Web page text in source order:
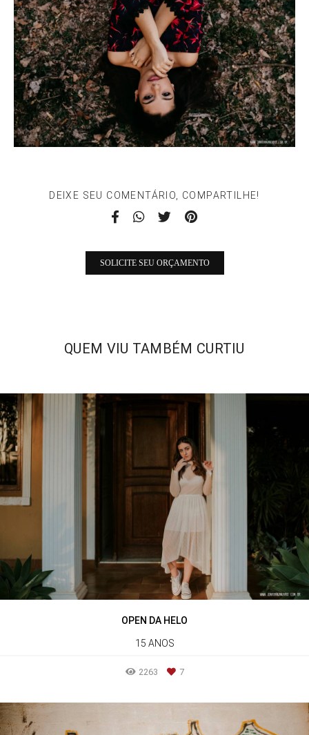
DEIXE SEU COMENTÁRIO, COMPARTILHE!
SOLICITE SEU ORÇAMENTO
QUEM VIU TAMBÉM CURTIU
OPEN DA HELO
15 ANOS
2263 7